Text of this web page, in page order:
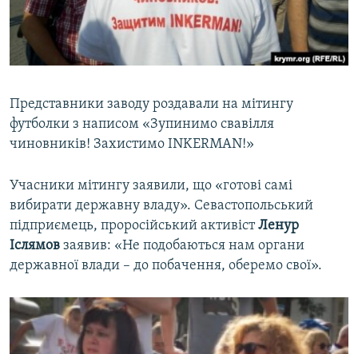
Представники заводу роздавали на мітингу
футболки з написом «Зупинимо свавілля
чиновників! Захистимо INKERMAN!»
Учасники мітингу заявили, що «готові самі
вибирати державну владу». Севастопольський
підприємець, проросійський активістЛенур
Іслямов заявив: «Не подобаються нам органи
державної влади – до побачення, оберемо свої».